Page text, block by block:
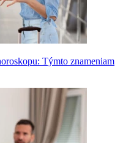
Týmto znameniam